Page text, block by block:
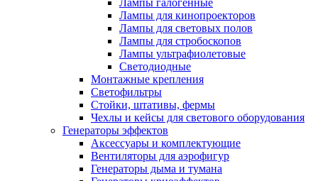
Лампы галогенные
Лампы для кинопроекторов
Лампы для световых полов
Лампы для стробоскопов
Лампы ультрафиолетовые
Светодиодные
Монтажные крепления
Светофильтры
Стойки, штативы, фермы
Чехлы и кейсы для светового оборудования
Генераторы эффектов
Аксессуары и комплектующие
Вентиляторы для аэрофигур
Генераторы дыма и тумана